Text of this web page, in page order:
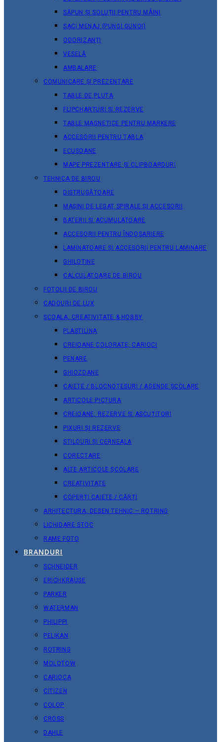
SĂPUN ȘI SOLUȚII PENTRU MÂINI
SACI MENAJ (PUNGI GUNOI)
ODORIZANȚI
VESELĂ
AMBALARE
COMUNICARE ȘI PREZENTARE
TABLE DE PLUTA
FLIPCHARTURI ȘI REZERVE
TABLE MAGNETICE PENTRU MARKERE
ACCESORII PENTRU TABLA
ECUSOANE
MAPE PREZENTARE ȘI CLIPBOARDURI
TEHNICA DE BIROU
DISTRUGĂTOARE
MAȘINI DE LEGAT SPIRALE ȘI ACCESORII
BATERII ȘI ACUMULATOARE
ACCESORII PENTRU ÎNDOSARIERE
LAMINATOARE ȘI ACCESORII PENTRU LAMINARE
GHILOTINE
CALCULATOARE DE BIROU
FOTOLII DE BIROU
CADOURI DE LUX
ȘCOALA, CREATIVITATE & HOBBY
PLASTILINA
CREIOANE COLORATE, CARIOCI
PENARE
GHIOZDANE
CAIETE / BLOCNOTESURI / AGENDE ȘCOLARE
ARTICOLE PICTURA
CREIOANE, REZERVE ȘI ASCUȚITORI
PIXURI ȘI REZERVE
STILOURI ȘI CERNEALA
CORECTARE
ALTE ARTICOLE ȘCOLARE
CREATIVITATE
COPERȚI CAIETE / CĂRȚI
ARHITECTURA, DESEN TEHNIC – ROTRING
LICHIDARE STOC
RAME FOTO
BRANDURI
SCHNEIDER
ERICHKRAUSE
PARKER
WATERMAN
PHILIPPI
PELIKAN
ROTRING
MOLOTOW
CARIOCA
CITIZEN
COLOP
CROSS
DAHLE